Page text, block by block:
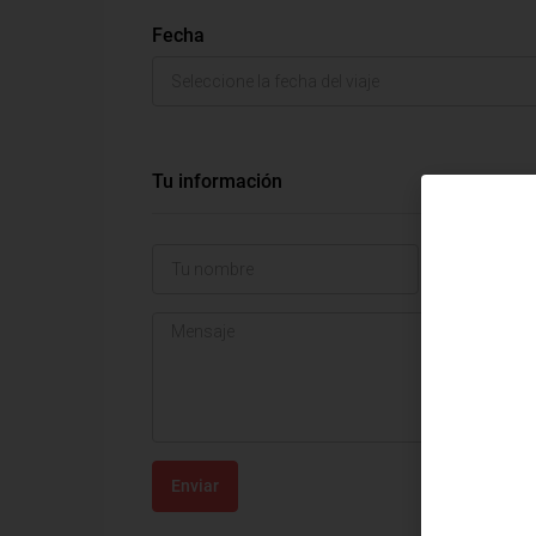
Fecha
Tu información
Enviar